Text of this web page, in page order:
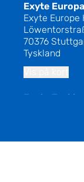
Exyte
Exyte Europe
70376
Tyskland
Exyte
Tyskland